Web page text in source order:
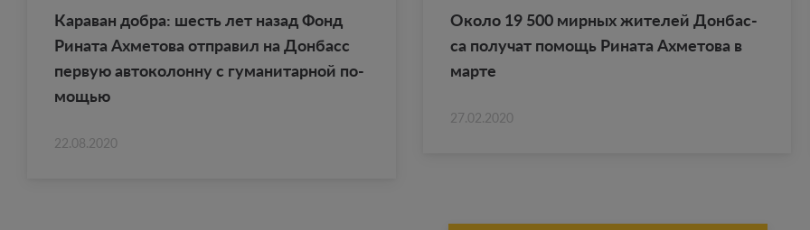
Ка­ра­ван добра: шесть лет назад Фонд
Ри­на­та Ах­ме­то­ва от­пра­вил на Дон­басс
первую ав­то­ко­лон­ну с гу­ма­ни­тар­ной по­
мо­щью
22.08.2020
Около 19 500 мир­ных жи­те­лей Дон­бас­
са по­лу­чат по­мощь Ри­на­та Ах­ме­то­ва в
марте
27.02.2020